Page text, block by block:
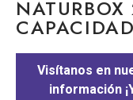
CAPACIDAD
Visítanos en
información